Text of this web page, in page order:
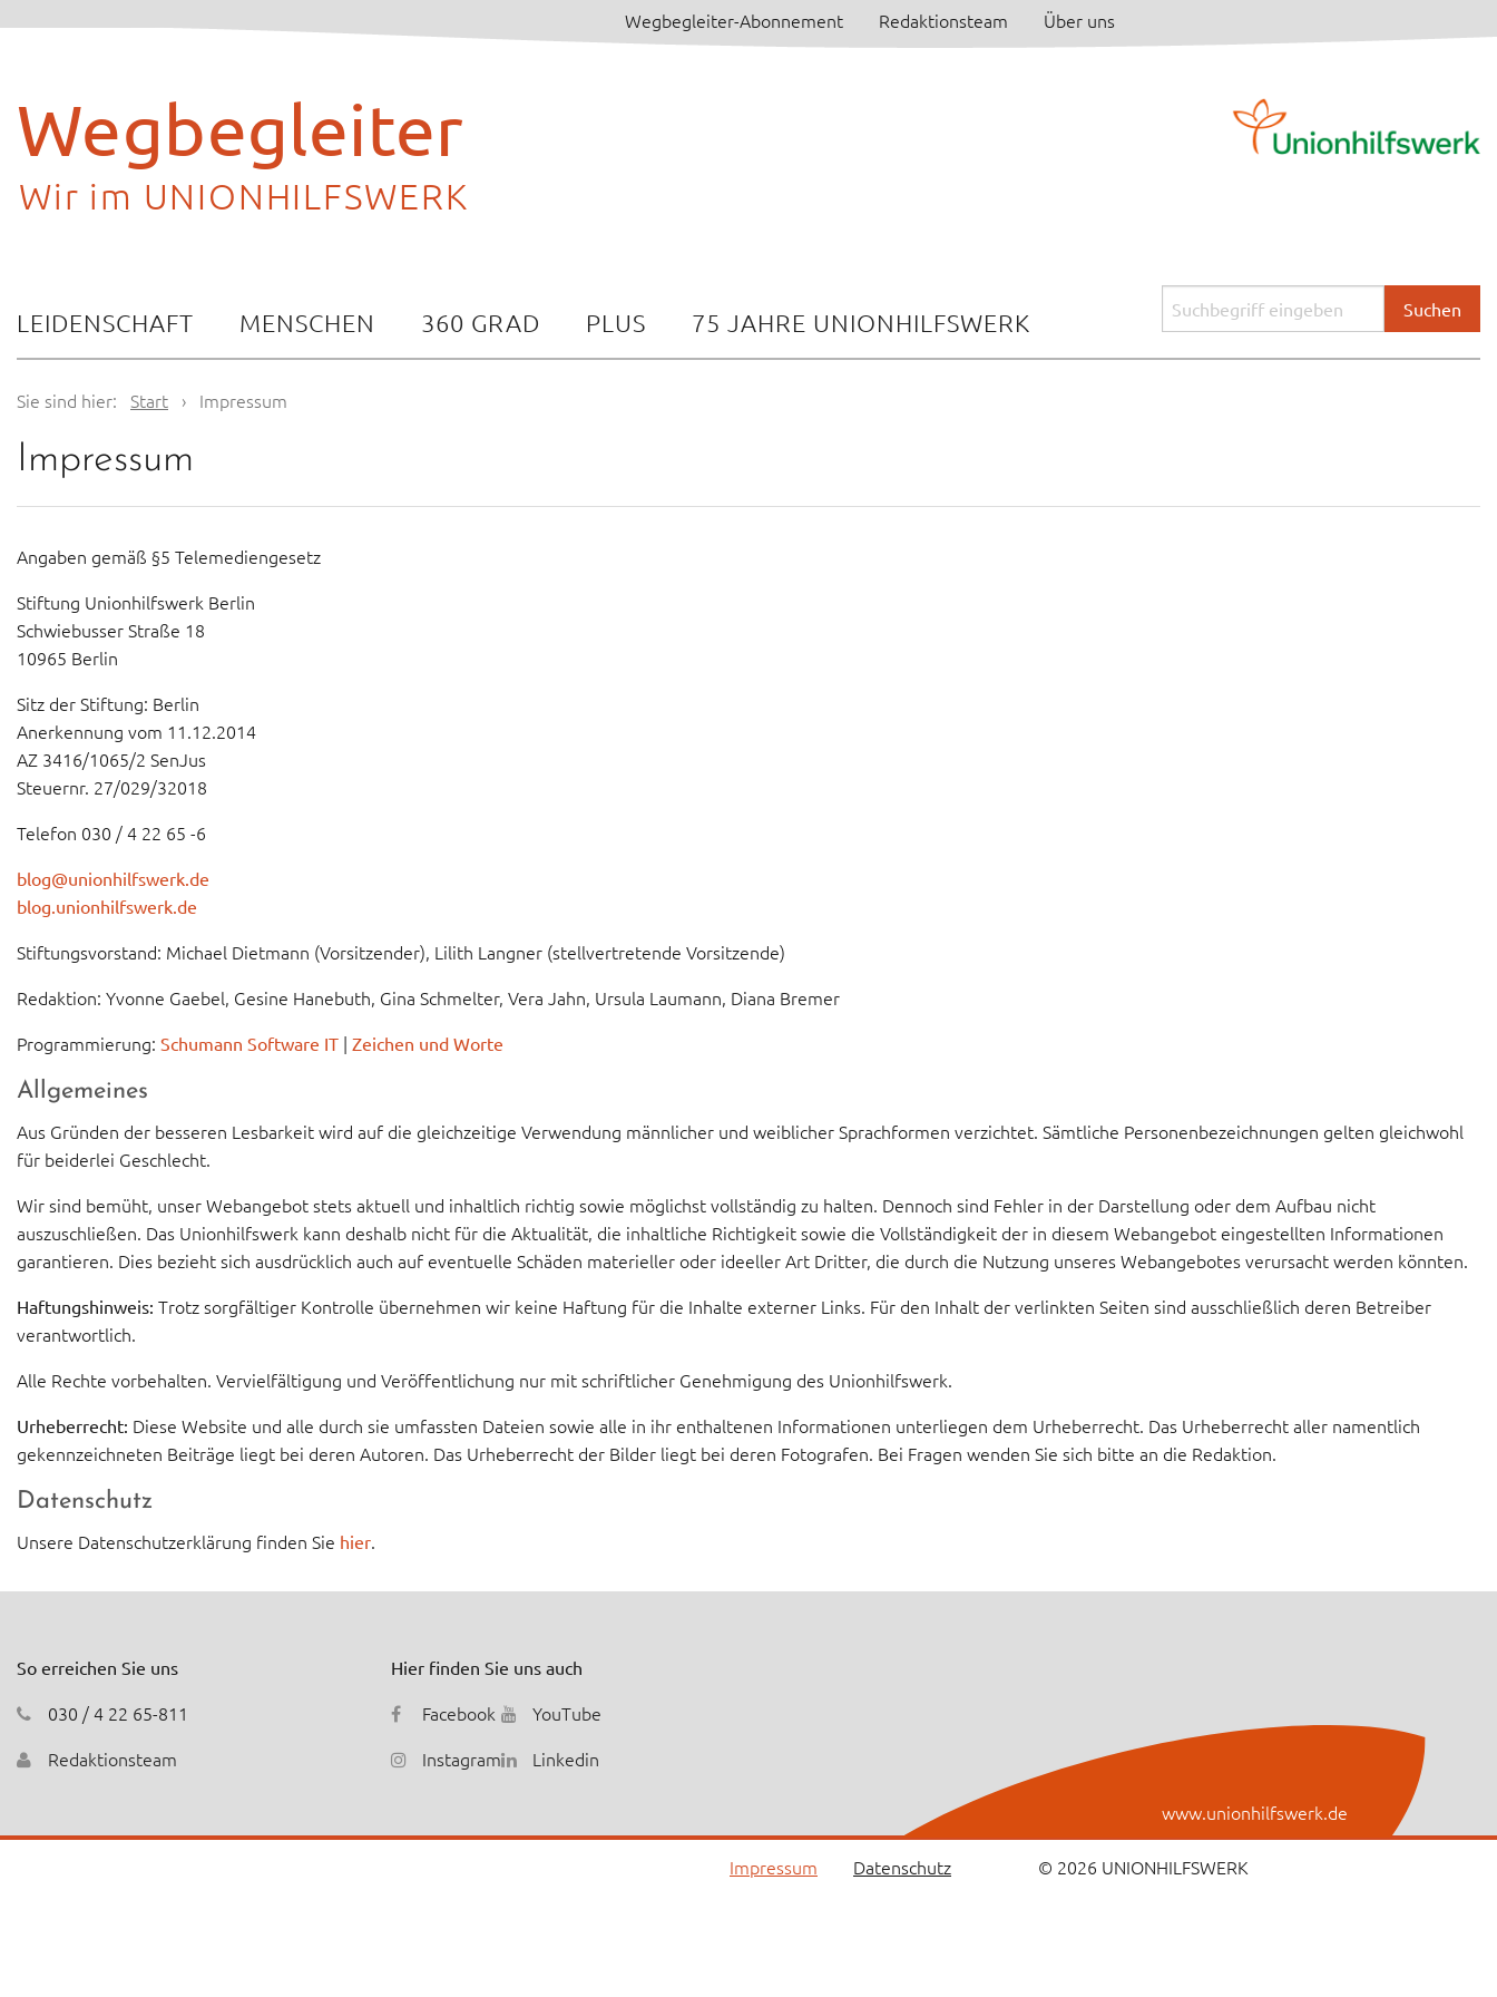
Wegbegleiter-Abonnement Redaktionsteam Über uns
Wegbegleiter
Wir im UNIONHILFSWERK
LEIDENSCHAFT MENSCHEN 360 GRAD PLUS 75 JAHRE UNIONHILFSWERK
Sie sind hier: Start › Impressum
Impressum
Angaben gemäß §5 Telemediengesetz
Stiftung Unionhilfswerk Berlin
Schwiebusser Straße 18
10965 Berlin
Sitz der Stiftung: Berlin
Anerkennung vom 11.12.2014
AZ 3416/1065/2 SenJus
Steuernr. 27/029/32018
Telefon 030 / 4 22 65 -6
blog@unionhilfswerk.de
blog.unionhilfswerk.de
Stiftungsvorstand: Michael Dietmann (Vorsitzender), Lilith Langner (stellvertretende Vorsitzende)
Redaktion: Yvonne Gaebel, Gesine Hanebuth, Gina Schmelter, Vera Jahn, Ursula Laumann, Diana Bremer
Programmierung: Schumann Software IT | Zeichen und Worte
Allgemeines
Aus Gründen der besseren Lesbarkeit wird auf die gleichzeitige Verwendung männlicher und weiblicher Sprachformen verzichtet. Sämtliche Personenbezeichnungen gelten gleichwohl
für beiderlei Geschlecht.
Wir sind bemüht, unser Webangebot stets aktuell und inhaltlich richtig sowie möglichst vollständig zu halten. Dennoch sind Fehler in der Darstellung oder dem Aufbau nicht
auszuschließen. Das Unionhilfswerk kann deshalb nicht für die Aktualität, die inhaltliche Richtigkeit sowie die Vollständigkeit der in diesem Webangebot eingestellten Informationen
garantieren. Dies bezieht sich ausdrücklich auch auf eventuelle Schäden materieller oder ideeller Art Dritter, die durch die Nutzung unseres Webangebotes verursacht werden könnten.
Haftungshinweis: Trotz sorgfältiger Kontrolle übernehmen wir keine Haftung für die Inhalte externer Links. Für den Inhalt der verlinkten Seiten sind ausschließlich deren Betreiber
verantwortlich.
Alle Rechte vorbehalten. Vervielfältigung und Veröffentlichung nur mit schriftlicher Genehmigung des Unionhilfswerk.
Urheberrecht: Diese Website und alle durch sie umfassten Dateien sowie alle in ihr enthaltenen Informationen unterliegen dem Urheberrecht. Das Urheberrecht aller namentlich
gekennzeichneten Beiträge liegt bei deren Autoren. Das Urheberrecht der Bilder liegt bei deren Fotografen. Bei Fragen wenden Sie sich bitte an die Redaktion.
Datenschutz
Unsere Datenschutzerklärung finden Sie hier.
So erreichen Sie uns
030 / 4 22 65-811
Redaktionsteam
Hier finden Sie uns auch
Facebook
Instagram
YouTube
Linkedin
www.unionhilfswerk.de
Impressum Datenschutz © 2026 UNIONHILFSWERK